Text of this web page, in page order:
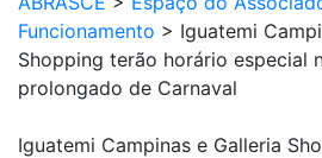
Funcionamento > Iguatemi
Shopping terão horário especial
prolongado de Carnaval
Iguatemi Campinas e Galleria